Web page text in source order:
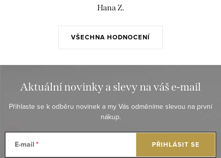
VŠECHNA HODNOCENÍ
Hana Z.
Aktuální novinky a slevy na váš e-mail
Přihlaste se k odběru novinek a my Vás odměníme slevou na první
nákup.
E-mail PŘIHLÁSIT SE